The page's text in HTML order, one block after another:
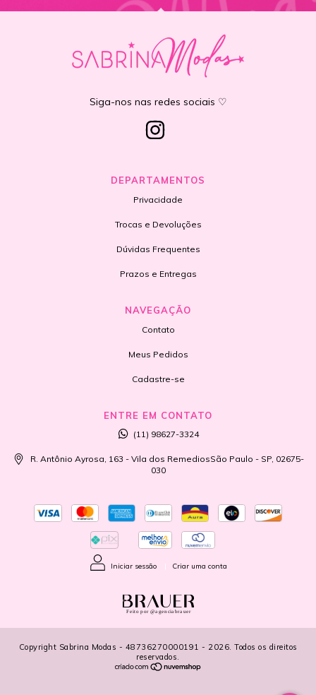
Siga-nos nas redes sociais ♡
DEPARTAMENTOS
Privacidade
Trocas e Devoluções
Dúvidas Frequentes
Prazos e Entregas
NAVEGAÇÃO
Contato
Meus Pedidos
Cadastre-se
ENTRE EM CONTATO
(11) 98627-3324
R. Antônio Ayrosa, 163 - Vila dos RemediosSão Paulo - SP, 02675-
030
Iniciar sessão Criar uma conta
Feito por @agenciabrauer
Copyright Sabrina Modas - 48736270000191 - 2026. Todos os direitos
reservados.